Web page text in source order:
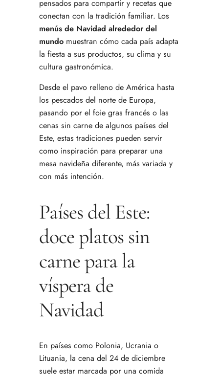
alrededor del mundo
pensados para compartir y recetas que
conectan con la tradición familiar. Los
menús de Navidad alrededor del
mundo muestran cómo cada país adapta
la fiesta a sus productos, su clima y su
cultura gastronómica.
Desde el pavo relleno de América hasta
los pescados del norte de Europa,
pasando por el foie gras francés o las
cenas sin carne de algunos países del
Este, estas tradiciones pueden servir
como inspiración para preparar una
mesa navideña diferente, más variada y
con más intención.
Países del Este:
doce platos sin
carne para la
víspera de
Navidad
En países como Polonia, Ucrania o
Lituania, la cena del 24 de diciembre
suele estar marcada por una comida